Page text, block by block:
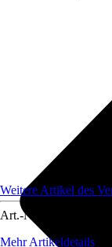
Weitere Artikel des
Art.-Nr.
Mehr Artikeldetails